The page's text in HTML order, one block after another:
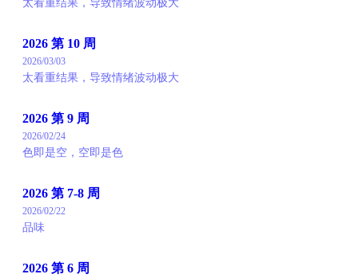
太看重结果，导致情绪波动极大
2026 第 10 周
2026/03/03
太看重结果，导致情绪波动极大
2026 第 9 周
2026/02/24
色即是空，空即是色
2026 第 7-8 周
2026/02/22
品味
2026 第 6 周